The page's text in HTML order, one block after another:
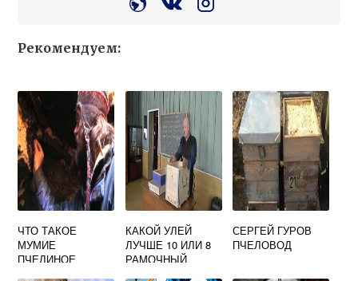
Рекомендуем:
ЧТО ТАКОЕ
МУМИЕ
ПЧЕЛИНОЕ
КАКОЙ УЛЕЙ
ЛУЧШЕ 10 ИЛИ 8
РАМОЧНЫЙ
СЕРГЕЙ ГУРОВ
ПЧЕЛОВОД